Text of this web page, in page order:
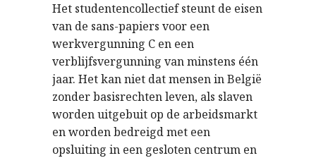
Het studentencollectief steunt de eisen
van de sans-papiers voor een
werkvergunning C en een
verblijfsvergunning van minstens één
jaar. Het kan niet dat mensen in België
zonder basisrechten leven, als slaven
worden uitgebuit op de arbeidsmarkt
en worden bedreigd met een
opsluiting in een gesloten centrum en